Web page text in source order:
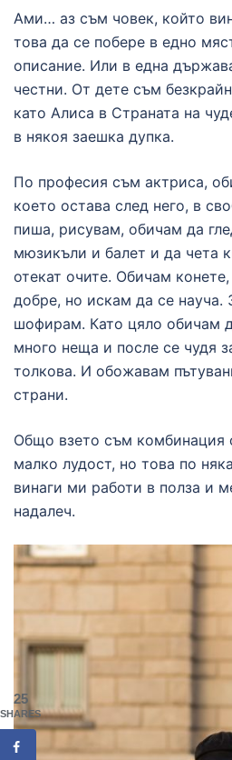
Ами… аз съм човек, който
това да се побере в едно
описание. Или в една
честни. От дете съм
като Алиса в Страната на
в някоя заешка дупка.
По професия съм актриса,
което остава след него, в
пиша, рисувам, обичам да
мюзикъли и балет и да чета
отекат очите. Обичам
добре, но искам да се науча.
шофирам. Като цяло обичам
много неща и после се чудя
толкова. И обожавам
страни.
Общо взето съм комбинация
малко лудост, но това по
винаги ми работи в полза и
надалеч.
25
SHARES